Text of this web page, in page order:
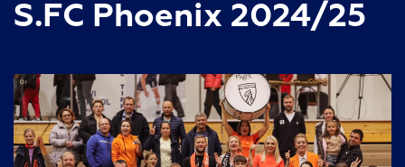
S.FC Phoenix 2024/25